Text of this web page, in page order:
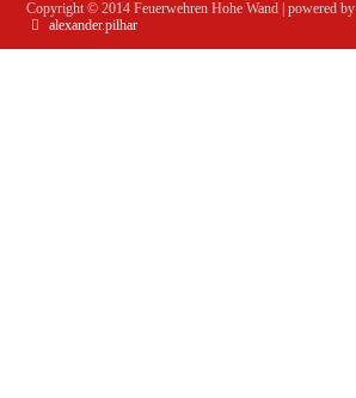
Copyright ©2014 Feuerwehren Hohe Wand | powered by
alexander.pilhar